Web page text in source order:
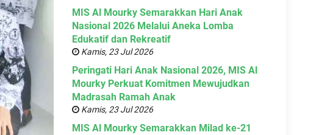
MIS Al Mourky Semarakkan Hari Anak
Nasional 2026 Melalui Aneka Lomba
Edukatif dan Rekreatif
Kamis, 23 Jul 2026
Peringati Hari Anak Nasional 2026, MIS Al
Mourky Perkuat Komitmen Mewujudkan
Madrasah Ramah Anak
Kamis, 23 Jul 2026
MIS Al Mourky Semarakkan Milad ke-21